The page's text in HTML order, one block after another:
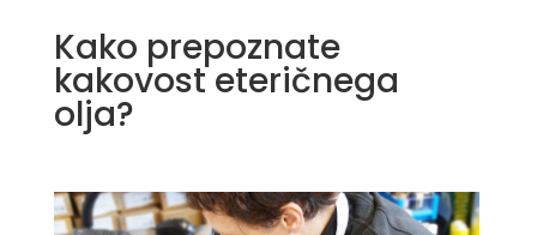
Kako prepoznate
kakovost eteričnega
olja?